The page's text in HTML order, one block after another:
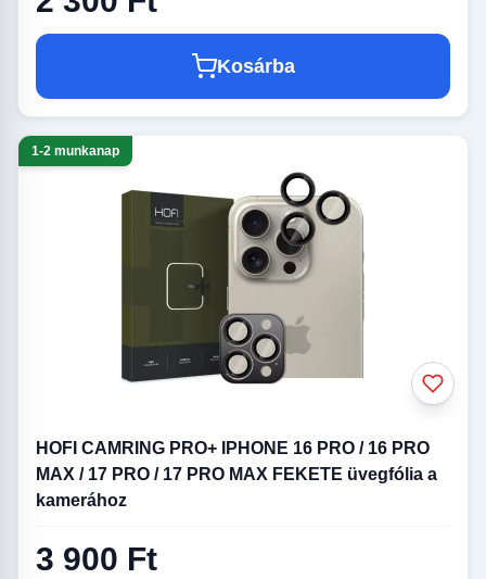
Kosárba
1-2 munkanap
HOFI CAMRING PRO+ IPHONE 16 PRO / 16 PRO
MAX / 17 PRO / 17 PRO MAX FEKETE üvegfólia a
kamerához
3 900 Ft